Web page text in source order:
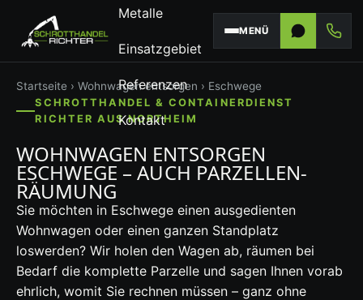
Metalle
Einsatzgebiet
Referenzen
Kontakt
MENÜ
Startseite › Wohnwagen entsorgen › Eschwege
SCHROTTHANDEL & CONTAINERDIENST
RICHTER AUS NORTHEIM
WOHNWAGEN ENTSORGEN
ESCHWEGE – AUCH PARZELLEN-
RÄUMUNG
Sie möchten in Eschwege einen ausgedienten
Wohnwagen oder einen ganzen Standplatz
loswerden? Wir holen den Wagen ab, räumen bei
Bedarf die komplette Parzelle und sagen Ihnen vorab
ehrlich, womit Sie rechnen müssen – ganz ohne